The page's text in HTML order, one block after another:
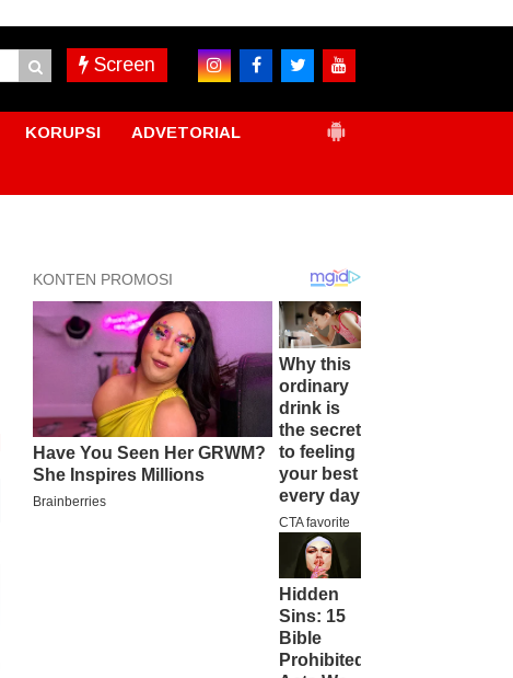
Screen
KORUPSI ADVETORIAL